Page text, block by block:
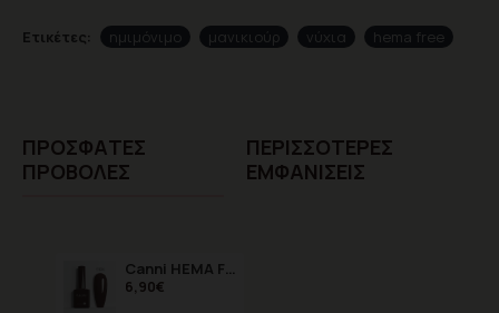
Ετικέτες: ημιμόνιμο μανικιούρ νύχια hema free
ΠΡΌΣΦΑTΕΣ
ΠΡΟΒΟΛΈΣ
ΠΕΡΙΣΣΌΤΕΡΕΣ
ΕΜΦΑΝΊΣΕΙΣ
Canni HEMA FREE Tacao 9133 9ml
6,90€